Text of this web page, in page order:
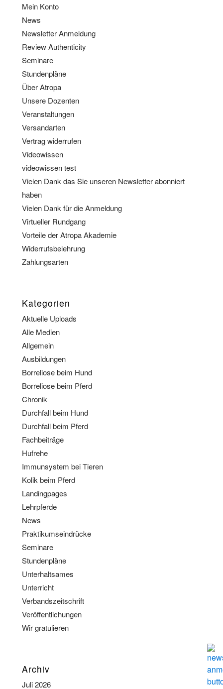
Mein Konto
News
Newsletter Anmeldung
Review Authenticity
Seminare
Stundenpläne
Über Atropa
Unsere Dozenten
Veranstaltungen
Versandarten
Vertrag widerrufen
Videowissen
videowissen test
Vielen Dank das Sie unseren Newsletter abonniert
haben
Vielen Dank für die Anmeldung
Virtueller Rundgang
Vorteile der Atropa Akademie
Widerrufsbelehrung
Zahlungsarten
Kategorien
Aktuelle Uploads
Alle Medien
Allgemein
Ausbildungen
Borreliose beim Hund
Borreliose beim Pferd
Chronik
Durchfall beim Hund
Durchfall beim Pferd
Fachbeiträge
Hufrehe
Immunsystem bei Tieren
Kolik beim Pferd
Landingpages
Lehrpferde
News
Praktikumseindrücke
Seminare
Stundenpläne
Unterhaltsames
Unterricht
Verbandszeitschrift
Veröffentlichungen
Wir gratulieren
Archiv
Juli 2026